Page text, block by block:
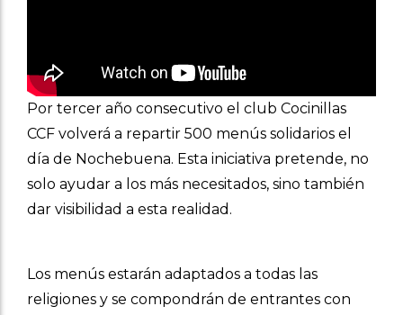
Por tercer año consecutivo el club Cocinillas
CCF volverá a repartir 500 menús solidarios el
día de Nochebuena. Esta iniciativa pretende, no
solo ayudar a los más necesitados, sino también
dar visibilidad a esta realidad.
Los menús estarán adaptados a todas las
religiones y se compondrán de entrantes con